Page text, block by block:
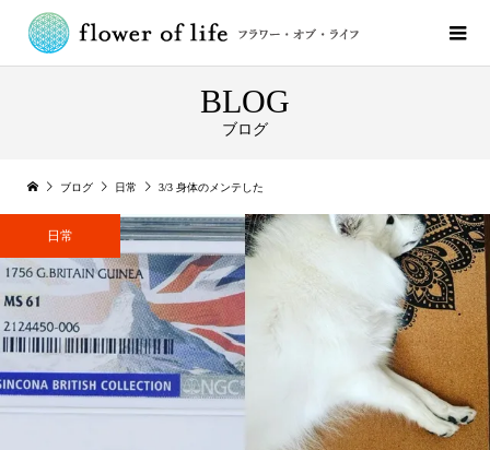
BLOG
ブログ
ブログ 日常 3/3 身体のメンテした
日常